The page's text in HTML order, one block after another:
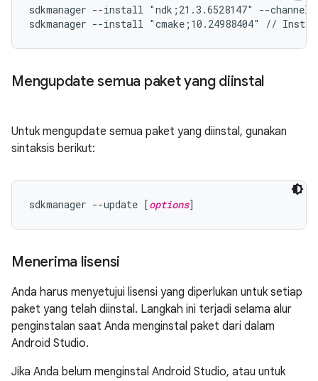
sdkmanager --install "ndk;21.3.6528147" --
sdkmanager --install "cmake;10.24988404" //
Mengupdate semua paket yang diinstal
Untuk mengupdate semua paket yang diinstal, gunakan
sintaksis berikut:
sdkmanager --update [options
Menerima lisensi
Anda harus menyetujui lisensi yang diperlukan untuk setiap
paket yang telah diinstal. Langkah ini terjadi selama alur
penginstalan saat Anda menginstal paket dari dalam
Android Studio.
Jika Anda belum menginstal Android Studio, atau untuk